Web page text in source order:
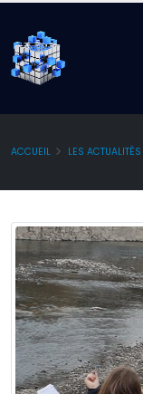
ACCUEIL LES ACTUALITÉS